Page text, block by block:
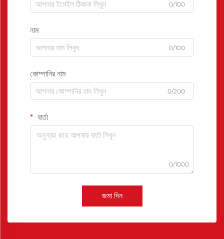
0/100
নাম
0/100
কোম্পানির নাম
0/200
বার্তা
0/1000
জমা দিন